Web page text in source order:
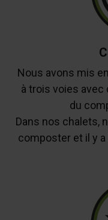
Nous avons mis
à trois voies avec
du
Dans nos chalets,
composter et il y